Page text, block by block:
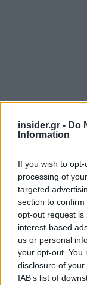
insider.gr - Do
Information
If you wish to
processing of
targeted
section to
opt-out request is
interest-based
us or personal
your opt-out. You
disclosure of
IAB’s list of